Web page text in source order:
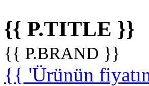
{{ P.TITLE }}
{{ P.BRAND }}
{{ 'Ürünün